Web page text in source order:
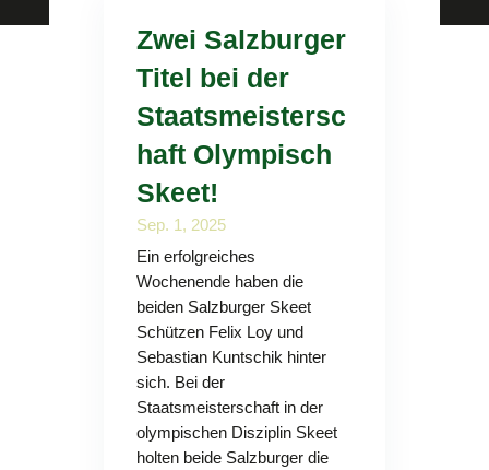
Zwei Salzburger
Titel bei der
Staatsmeistersc
haft Olympisch
Skeet!
Sep. 1, 2025
Ein erfolgreiches
Wochenende haben die
beiden Salzburger Skeet
Schützen Felix Loy und
Sebastian Kuntschik hinter
sich. Bei der
Staatsmeisterschaft in der
olympischen Disziplin Skeet
holten beide Salzburger die